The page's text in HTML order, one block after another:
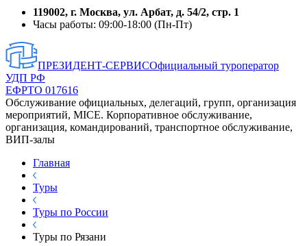
119002, г. Москва, ул. Арбат, д. 54/2, стр. 1
Часы работы: 09:00-18:00 (Пн-Пт)
ПРЕЗИДЕНТ-СЕРВИСОфициальный туроператор
УДП РФ
ЕФРТО 017616
Обслуживание официальных, делегаций, групп, организация
мероприятий, MICE. Корпоративное обслуживание,
организация, командирований, транспортное обслуживание,
ВИП-залы
Главная
Туры
Туры по России
Туры по Рязани